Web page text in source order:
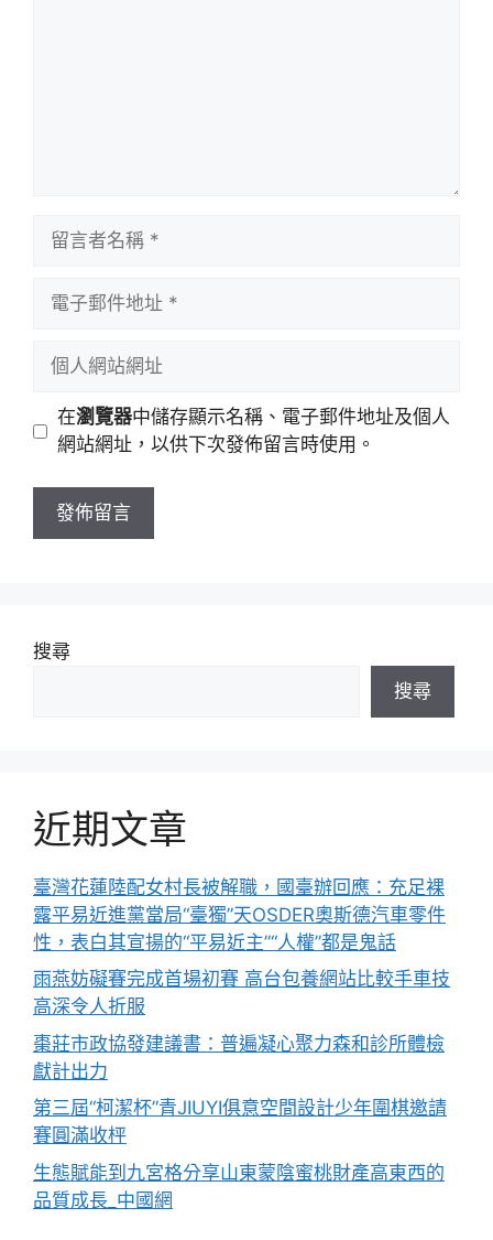
址
站
址
在瀏覽器中儲存顯示名稱、電子郵件地址及個人
網站網址，以供下次發佈留言時使用。
搜尋
搜尋
近期文章
臺灣花蓮陸配女村長被解職，國臺辦回應：充足裸
露平易近進黨當局“臺獨”天OSDER奧斯德汽車零件
性，表白其宣揚的“平易近主”“人權”都是鬼話
雨燕妨礙賽完成首場初賽 高台包養網站比較手車技
高深令人折服
棗莊市政協發建議書：普遍凝心聚力森和診所體檢
獻計出力
第三屆“柯潔杯”青JIUYI俱意空間設計少年圍棋邀請
賽圓滿收枰
生態賦能到九宮格分享山東蒙陰蜜桃財產高東西的
品質成長_中國網